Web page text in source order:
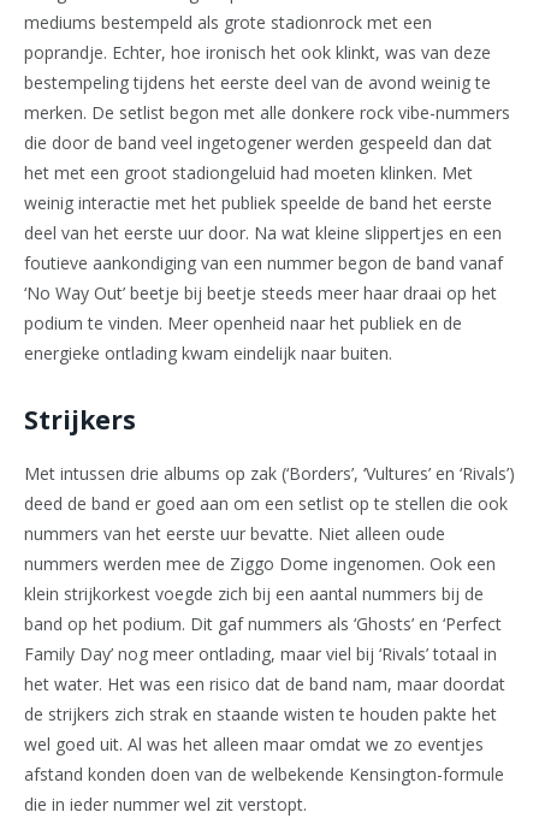
mediums bestempeld als grote stadionrock met een
poprandje. Echter, hoe ironisch het ook klinkt, was van deze
bestempeling tijdens het eerste deel van de avond weinig te
merken. De setlist begon met alle donkere rock vibe-nummers
die door de band veel ingetogener werden gespeeld dan dat
het met een groot stadiongeluid had moeten klinken. Met
weinig interactie met het publiek speelde de band het eerste
deel van het eerste uur door. Na wat kleine slippertjes en een
foutieve aankondiging van een nummer begon de band vanaf
‘No Way Out’ beetje bij beetje steeds meer haar draai op het
podium te vinden. Meer openheid naar het publiek en de
energieke ontlading kwam eindelijk naar buiten.
Strijkers
Met intussen drie albums op zak (‘Borders’, ‘Vultures’ en ‘Rivals’)
deed de band er goed aan om een setlist op te stellen die ook
nummers van het eerste uur bevatte. Niet alleen oude
nummers werden mee de Ziggo Dome ingenomen. Ook een
klein strijkorkest voegde zich bij een aantal nummers bij de
band op het podium. Dit gaf nummers als ‘Ghosts’ en ‘Perfect
Family Day’ nog meer ontlading, maar viel bij ‘Rivals’ totaal in
het water. Het was een risico dat de band nam, maar doordat
de strijkers zich strak en staande wisten te houden pakte het
wel goed uit. Al was het alleen maar omdat we zo eventjes
afstand konden doen van de welbekende Kensington-formule
die in ieder nummer wel zit verstopt.